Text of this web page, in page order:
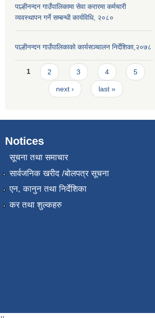
पाल्हीनन्दन गाउँपालिकामा सेवा करारमा कर्मचारी
व्यवस्थापन गर्ने सम्बन्धी कार्यविधि, २०८०
पाल्हीनन्दन गाउँपालिकाको कार्यसञ्चालन निर्देशिका,२०७८
Pages
1 2 3 4 5
next › last »
Notices
सूचना तथा समाचार
सार्वजनिक खरीद /बोलपत्र सूचना
एन, कानुन तथा निर्देशिका
कर तथा शुल्कहरु